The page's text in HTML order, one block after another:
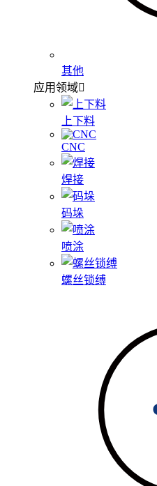
其他
应用领域
上下料
CNC
焊接
码垛
喷涂
螺丝锁缚